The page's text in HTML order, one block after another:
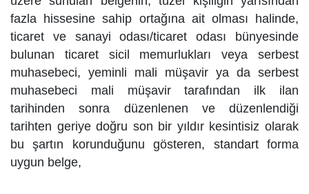
fazla hissesine sahip ortağına ait olması halinde,
ticaret ve sanayi odası/ticaret odası bünyesinde
bulunan ticaret sicil memurlukları veya serbest
muhasebeci, yeminli mali müşavir ya da serbest
muhasebeci mali müşavir tarafından ilk ilan
tarihinden sonra düzenlenen ve düzenlendiği
tarihten geriye doğru son bir yıldır kesintisiz olarak
bu şartın
korunduğunu gösteren, standart forma
uygun belge,